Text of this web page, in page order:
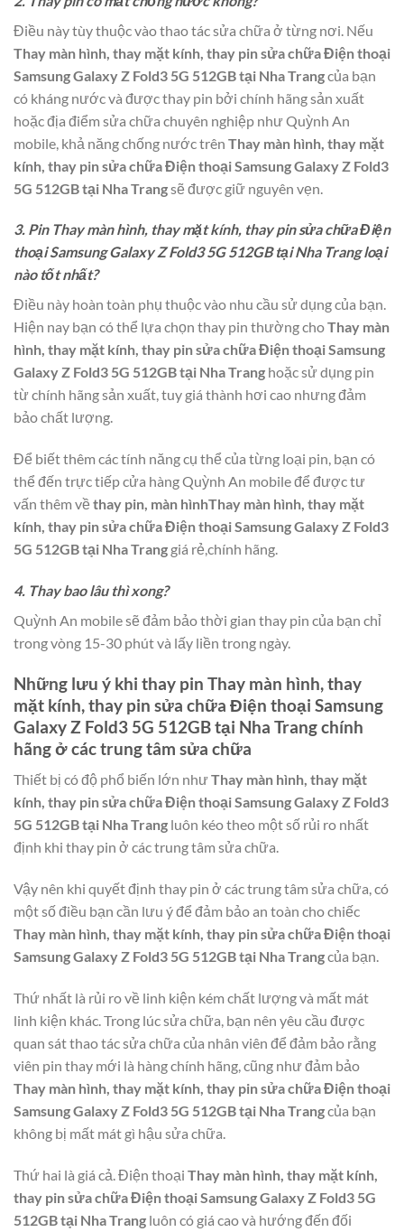
Điều này tùy thuộc vào thao tác sửa chữa ở từng nơi. Nếu
Thay màn hình, thay mặt kính, thay pin sửa chữa Điện thoại
Samsung Galaxy Z Fold3 5G 512GB tại Nha Trangcủa bạn
có kháng nước và được thay pin bởi chính hãng sản xuất
hoặc địa điểm sửa chữa chuyên nghiệp như Quỳnh An
mobile, khả năng chống nước trên Thay màn hình, thay mặt
kính, thay pin sửa chữa Điện thoại Samsung Galaxy Z Fold3
5G 512GB tại Nha Trangsẽ được giữ nguyên vẹn.
3. Pin Thay màn hình, thay mặt kính, thay pin sửa chữa Điện
thoại Samsung Galaxy Z Fold3 5G 512GB tại Nha Trang loại
nào tốt nhất?
Điều này hoàn toàn phụ thuộc vào nhu cầu sử dụng của bạn.
Hiện nay bạn có thể lựa chọn thay pin thường choThay màn
hình, thay mặt kính, thay pin sửa chữa Điện thoại Samsung
Galaxy Z Fold3 5G 512GB tại Nha Trang hoặc sử dụng pin
từ chính hãng sản xuất, tuy giá thành hơi cao nhưng đảm
bảo chất lượng.
Để biết thêm các tính năng cụ thể của từng loại pin, bạn có
thể đến trực tiếp cửa hàng Quỳnh An mobile để được tư
vấn thêm về thay pin, màn hìnhThay màn hình, thay mặt
kính, thay pin sửa chữa Điện thoại Samsung Galaxy Z Fold3
5G 512GB tại Nha Trang giá rẻ,chính hãng.
4. Thay bao lâu thì xong?
Quỳnh An mobile sẽ đảm bảo thời gian thay pin của bạn chỉ
trong vòng 15-30 phút và lấy liền trong ngày.
Những lưu ý khi thay pin Thay màn hình, thay
mặt kính, thay pin sửa chữa Điện thoại Samsung
Galaxy Z Fold3 5G 512GB tại Nha Trangchính
hãng ở các trung tâm sửa chữa
Thiết bị có độ phổ biến lớn nhưThay màn hình, thay mặt
kính, thay pin sửa chữa Điện thoại Samsung Galaxy Z Fold3
5G 512GB tại Nha Trang luôn kéo theo một số rủi ro nhất
định khi thay pin ở các trung tâm sửa chữa.
Vậy nên khi quyết định thay pin ở các trung tâm sửa chữa, có
một số điều bạn cần lưu ý để đảm bảo an toàn cho chiếc
Thay màn hình, thay mặt kính, thay pin sửa chữa Điện thoại
Samsung Galaxy Z Fold3 5G 512GB tại Nha Trangcủa bạn.
Thứ nhất là rủi ro về linh kiện kém chất lượng và mất mát
linh kiện khác. Trong lúc sửa chữa, bạn nên yêu cầu được
quan sát thao tác sửa chữa của nhân viên để đảm bảo rằng
viên pin thay mới là hàng chính hãng, cũng như đảm bảo
Thay màn hình, thay mặt kính, thay pin sửa chữa Điện thoại
Samsung Galaxy Z Fold3 5G 512GB tại Nha Trangcủa bạn
không bị mất mát gì hậu sửa chữa.
Thứ hai là giá cả. Điện thoại Thay màn hình, thay mặt kính,
thay pin sửa chữa Điện thoại Samsung Galaxy Z Fold3 5G
512GB tại Nha Trang luôn có giá cao và hướng đến đối